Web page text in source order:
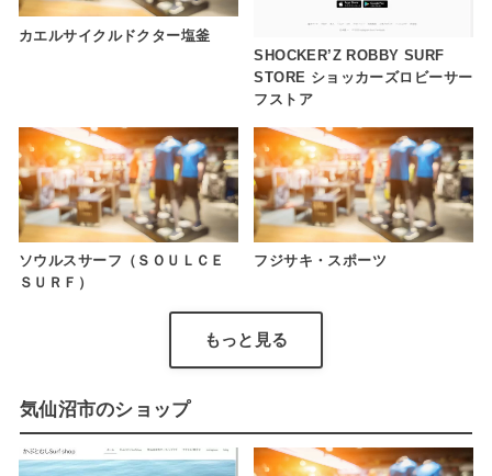
カエルサイクルドクター塩釜
SHOCKER’Z ROBBY SURF
STORE ショッカーズロビーサー
フストア
ソウルスサーフ（ＳＯＵＬＣＥ
ＳＵＲＦ）
フジサキ・スポーツ
もっと見る
気仙沼市のショップ